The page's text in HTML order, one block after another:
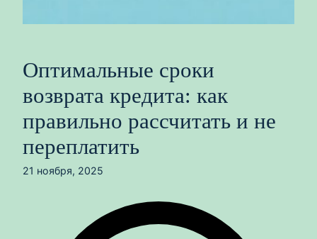
Оптимальные сроки
возврата кредита: как
правильно рассчитать и не
переплатить
21 ноября, 2025